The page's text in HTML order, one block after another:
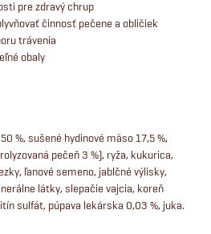
pre zdravý chrup
činnosť pečene a obličiek
trávenia
obaly
%, sušené hydinové mäso 17,5 %,
pečeň 3 %), ryža, kukurica,
ľanové semeno, jablčné výlisky,
látky, slepačie vajcia, koreň
sulfát, púpava lekárska 0,03 %, juka.